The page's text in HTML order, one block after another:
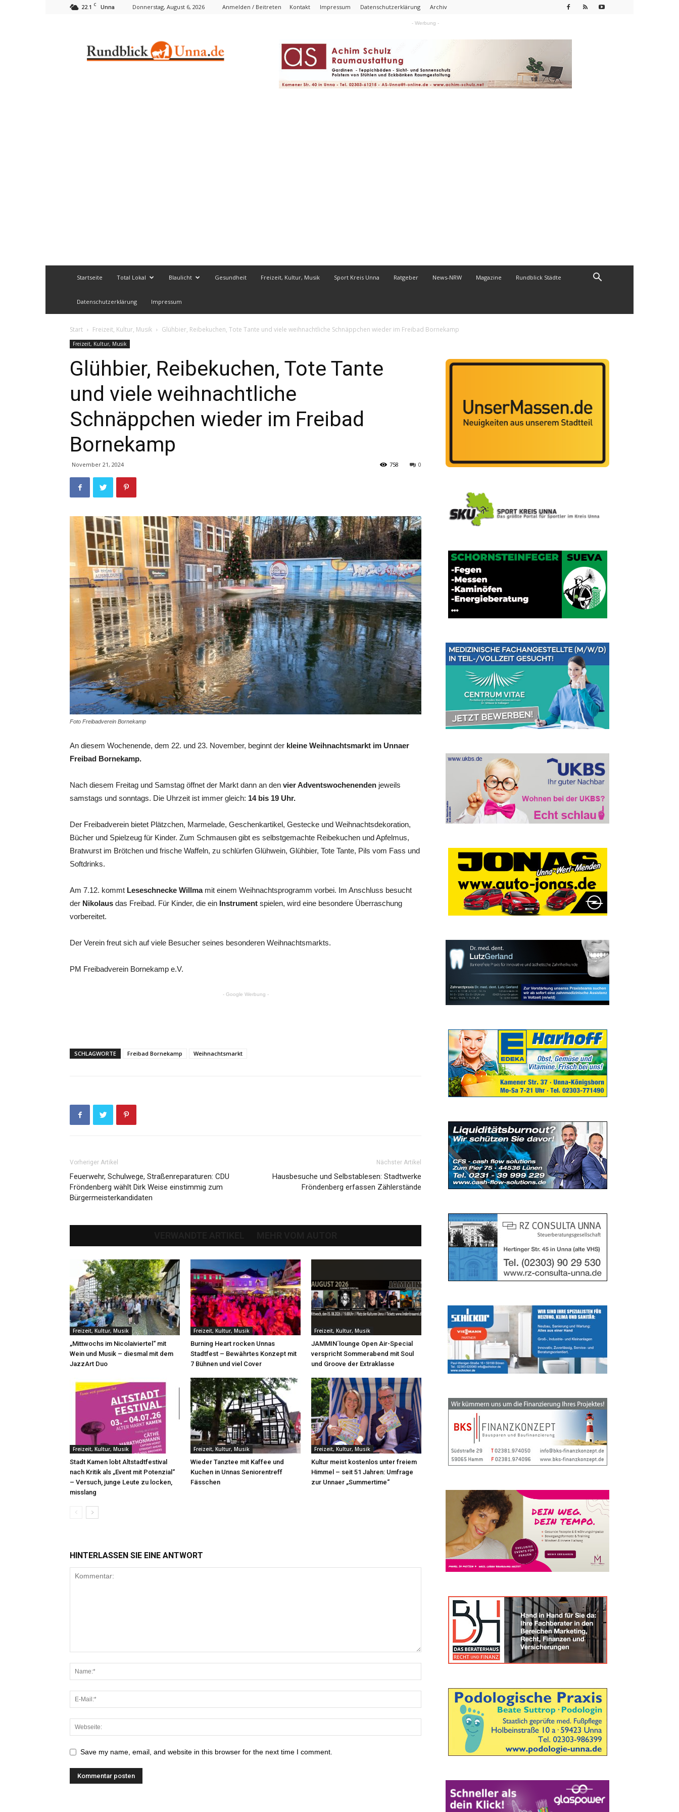
22.1 C Unna Donnerstag, August 6, 2026 Anmelden / Beitreten Kontakt Impressum Datenschutzerklärung Archiv
- Werbung -
Startseite Total Lokal Blaulicht Gesundheit Freizeit, Kultur, Musik Sport Kreis Unna Ratgeber News-NRW Magazine Rundblick Städte
Datenschutzerklärung Impressum
Start Freizeit, Kultur, Musik Glühbier, Reibekuchen, Tote Tante und viele weihnachtliche Schnäppchen wieder im Freibad Bornekamp
Freizeit, Kultur, Musik
Glühbier, Reibekuchen, Tote Tante
und viele weihnachtliche
Schnäppchen wieder im Freibad
Bornekamp
November 21, 2024 0
758
Foto Freibadverein Bornekamp
An diesem Wochenende, dem 22. und 23. November, beginnt der kleine Weihnachtsmarkt im Unnaer
Freibad Bornekamp.
Nach diesem Freitag und Samstag öffnet der Markt dann an den vier Adventswochenenden jeweils
samstags und sonntags. Die Uhrzeit ist immer gleich: 14 bis 19 Uhr.
Der Freibadverein bietet Plätzchen, Marmelade, Geschenkartikel, Gestecke und Weihnachtsdekoration,
Bücher und Spielzeug für Kinder. Zum Schmausen gibt es selbstgemachte Reibekuchen und Apfelmus,
Bratwurst im Brötchen und frische Waffeln, zu schlürfen Glühwein, Glühbier, Tote Tante, Pils vom Fass und
Softdrinks.
Am 7.12. kommt Leseschnecke Willma mit einem Weihnachtsprogramm vorbei. Im Anschluss besucht
der Nikolaus das Freibad. Für Kinder, die ein Instrument spielen, wird eine besondere Überraschung
vorbereitet.
Der Verein freut sich auf viele Besucher seines besonderen Weihnachtsmarkts.
PM Freibadverein Bornekamp e.V.
- Google Werbung -
SCHLAGWORTE Freibad Bornekamp Weihnachtsmarkt
Vorheriger Artikel
Feuerwehr, Schulwege, Straßenreparaturen: CDU
Fröndenberg wählt Dirk Weise einstimmig zum
Bürgermeisterkandidaten
Nächster Artikel
Hausbesuche und Selbstablesen: Stadtwerke
Fröndenberg erfassen Zählerstände
Freizeit, Kultur, Musik
„Mittwochs im Nicolaiviertel“ mit
Wein und Musik – diesmal mit dem
JazzArt Duo
Freizeit, Kultur, Musik
Burning Heart rocken Unnas
Stadtfest – Bewährtes Konzept mit
7 Bühnen und viel Cover
Freizeit, Kultur, Musik
JAMMIN´lounge Open Air-Special
verspricht Sommerabend mit Soul
und Groove der Extraklasse
Freizeit, Kultur, Musik
Stadt Kamen lobt Altstadtfestival
nach Kritik als „Event mit Potenzial“
– Versuch, junge Leute zu locken,
misslang
Freizeit, Kultur, Musik
Wieder Tanztee mit Kaffee und
Kuchen in Unnas Seniorentreff
Fässchen
Freizeit, Kultur, Musik
Kultur meist kostenlos unter freiem
Himmel – seit 51 Jahren: Umfrage
zur Unnaer „Summertime“
HINTERLASSEN SIE EINE ANTWORT
Save my name, email, and website in this browser for the next time I comment.